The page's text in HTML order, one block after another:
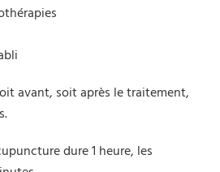
avant, soit après le traitement,
dure 1 heure, les